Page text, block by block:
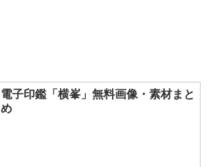
電子印鑑「横峯」無料画像・素材まと
め